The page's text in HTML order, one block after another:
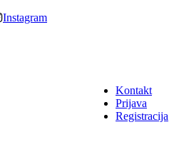
Instagram
Kontakt
Prijava
Registracija